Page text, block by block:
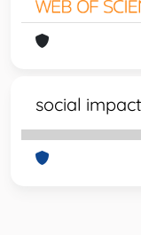
social impact